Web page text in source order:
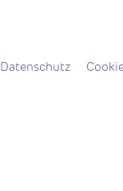
Datenschutz